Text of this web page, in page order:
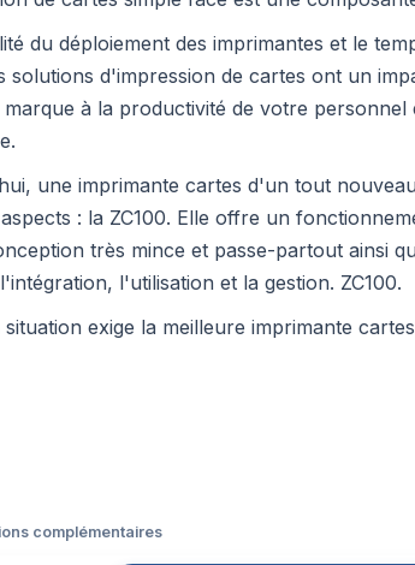
du déploiement des imprimantes et le
solutions d'impression de cartes ont un
marque à la productivité de votre
une imprimante cartes d'un tout
: la ZC100. Elle offre un
très mince et passe-partout ainsi
l'utilisation et la gestion. ZC100.
situation exige la meilleure imprimante
complémentaires